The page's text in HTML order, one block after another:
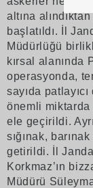
altına
başlatıldı. İl
Müdürlüğü
kırsal alanında
operasyonda,
sayıda
önemli
ele geçirildi.
sığınak,
getirildi. İl
Korkmaz’ın
Müdürü